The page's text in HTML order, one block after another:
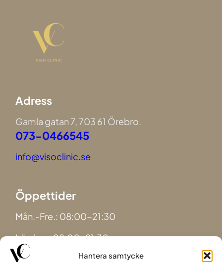
Hantera samtycke
Adress
Gamla gatan 7, 703 61 Örebro.
073-0466545
info@visoclinic.se
Öppettider
Mån.-Fre.: 08:00-21:30
Lördag.: 08:00-21:30
Söndag.: 08:00-21:30